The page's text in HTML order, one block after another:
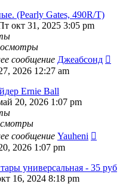
(Pearly Gates, 490R/T)
окт 31, 2025 3:05 pm
сообщение Джеабсонд
2026 12:27 am
Ernie Ball
20, 2026 1:07 pm
сообщение Yauheni
2026 1:07 pm
универсальная - 35 руб
16, 2024 8:18 pm